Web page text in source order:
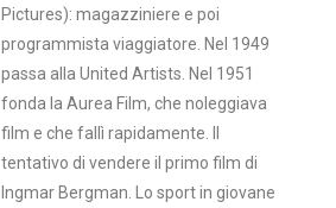
Pictures): magazziniere e poi
programmista viaggiatore. Nel 1949
passa alla United Artists. Nel 1951
fonda la Aurea Film, che noleggiava
film e che fallì rapidamente. Il
tentativo di vendere il primo film di
Ingmar Bergman. Lo sport in giovane